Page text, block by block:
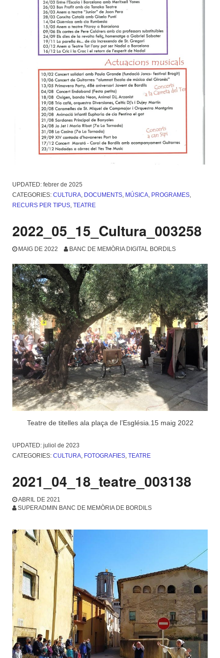
UPDATED: febrer de 2025
CATEGORIES: CULTURA, DOCUMENTS, MÚSICA, PROGRAMES,
RECURS PER TIPUS, TEATRE
2022_05_15_Cultura_003258
MAIG DE 2022 BANC DE MEMÒRIA DIGITAL BORDILS
Teatre de titelles ala plaça de l’Església.15 maig 2022
UPDATED: juliol de 2023
CATEGORIES: CULTURA, FOTOGRAFIES, TEATRE
2021_04_18_teatre_003138
ABRIL DE 2021
SUPERADMIN BANC DE MEMÒRIA DE BORDILS